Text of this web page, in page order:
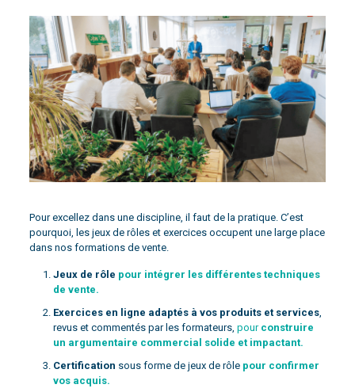
Pour excellez dans une discipline, il faut de la pratique. C’est
pourquoi, les jeux de rôles et exercices occupent une large place
dans nos formations de vente.
Jeux de rôle pour intégrer les différentes techniques
de vente.
Exercices en ligne adaptés à vos produits et services,
revus et commentés par les formateurs, pour construire
un argumentaire commercial solide et impactant.
Certification sous forme de jeux de rôle pour confirmer
vos acquis.